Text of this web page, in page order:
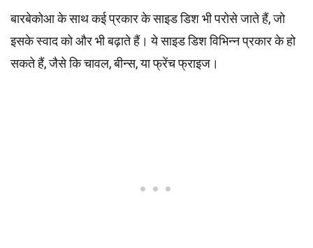
बारबेकोआ के साथ कई प्रकार के साइड डिश भी परोसे जाते हैं, जो
इसके स्वाद को और भी बढ़ाते हैं। ये साइड डिश विभिन्न प्रकार के हो
सकते हैं, जैसे कि चावल, बीन्स, या फ्रेंच फ्राइज।